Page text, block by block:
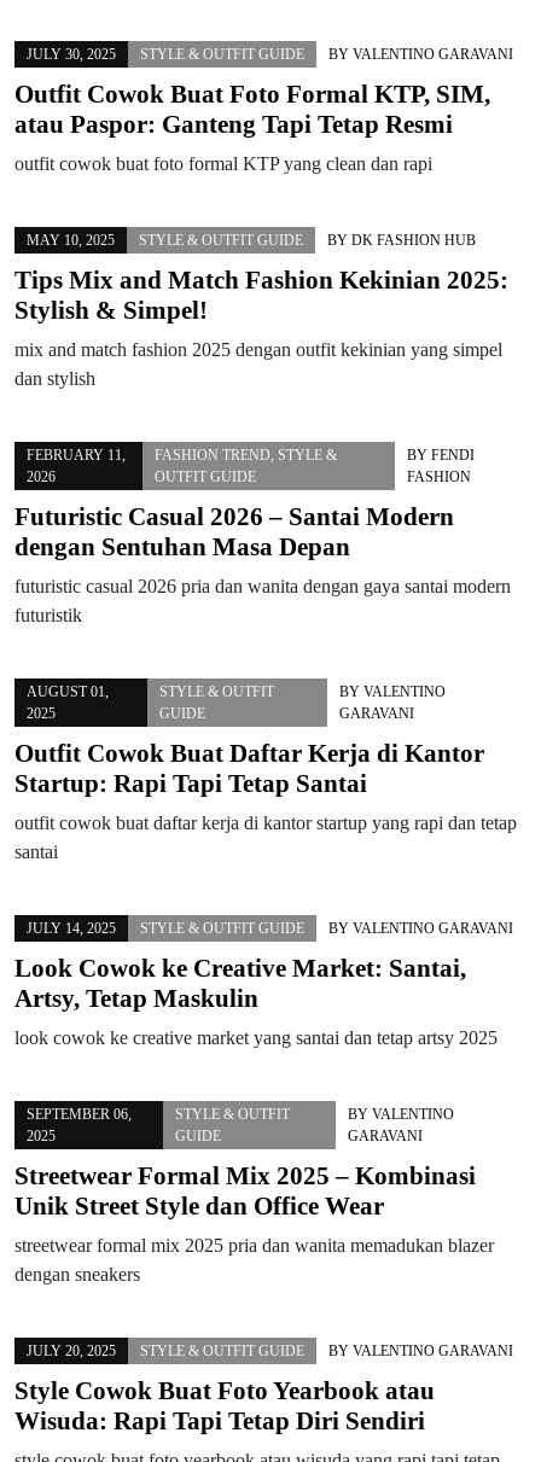
JULY 30, 2025 STYLE & OUTFIT GUIDE BY VALENTINO GARAVANI
Outfit Cowok Buat Foto Formal KTP, SIM,
atau Paspor: Ganteng Tapi Tetap Resmi
outfit cowok buat foto formal KTP yang clean dan rapi
MAY 10, 2025 STYLE & OUTFIT GUIDE BY DK FASHION HUB
Tips Mix and Match Fashion Kekinian 2025:
Stylish & Simpel!
mix and match fashion 2025 dengan outfit kekinian yang simpel
dan stylish
FEBRUARY 11,
2026
FASHION TREND STYLE &
OUTFIT GUIDE
BYFENDI
FASHION
Futuristic Casual 2026 – Santai Modern
dengan Sentuhan Masa Depan
futuristic casual 2026 pria dan wanita dengan gaya santai modern
futuristik
AUGUST 01,
2025
STYLE & OUTFIT
GUIDE
BY VALENTINO
GARAVANI
Outfit Cowok Buat Daftar Kerja di Kantor
Startup: Rapi Tapi Tetap Santai
outfit cowok buat daftar kerja di kantor startup yang rapi dan tetap
santai
JULY 14, 2025 STYLE & OUTFIT GUIDE BY VALENTINO GARAVANI
Look Cowok ke Creative Market: Santai,
Artsy, Tetap Maskulin
look cowok ke creative market yang santai dan tetap artsy 2025
SEPTEMBER 06,
2025
STYLE & OUTFIT
GUIDE
BY VALENTINO
GARAVANI
Streetwear Formal Mix 2025 – Kombinasi
Unik Street Style dan Office Wear
streetwear formal mix 2025 pria dan wanita memadukan blazer
dengan sneakers
JULY 20, 2025 STYLE & OUTFIT GUIDE BY VALENTINO GARAVANI
Style Cowok Buat Foto Yearbook atau
Wisuda: Rapi Tapi Tetap Diri Sendiri